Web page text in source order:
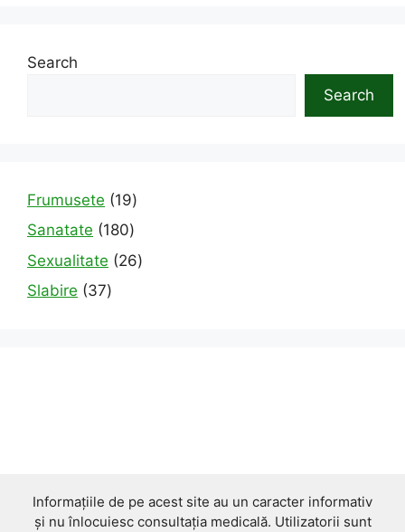
Search
Search
Frumusete 1919
products
Sanatate 180180
products
Sexualitate 2626
Slabire 3737
Informațiile de pe acest site au un caracter informativ
și nu înlocuiesc consultația medicală. Utilizatorii sunt